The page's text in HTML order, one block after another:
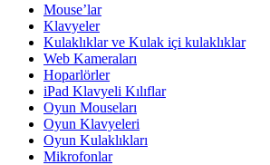
Mouse’lar
Klavyeler
Kulaklıklar ve Kulak içi kulaklıklar
Web Kameraları
Hoparlörler
iPad Klavyeli Kılıflar
Oyun Mouseları
Oyun Klavyeleri
Oyun Kulaklıkları
Mikrofonlar